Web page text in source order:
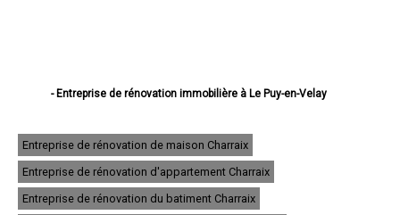
- Entreprise de rénovation immobilière à Le Puy-en-Velay
- Entreprise de rénovation immobilière à Brioude
- Entreprise de rénovation immobilière à Sainte-Sigolène
- Entreprise de rénovation immobilière à Aurec-sur-Loire
- Entreprise de rénovation immobilière à Saint-Just-Malmont
- Entreprise de rénovation immobilière à Brives-Charensac
Entreprise de rénovation de maison Charraix
Entreprise de rénovation d'appartement Charraix
Entreprise de rénovation du batiment Charraix